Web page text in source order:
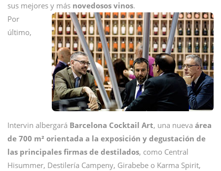
sus mejores y más novedosos vinos.
Por
último,
Intervin albergará Barcelona Cocktail Art, una nueva área
de 700 m² orientada a la exposición y degustación de
las principales firmas de destilados, como Central
Hisummer, Destilería Campeny, Girabebe o Karma Spirit,